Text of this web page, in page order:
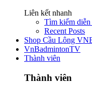
Liên kết nhanh
Tìm kiếm diễn
Recent Posts
Shop Cầu Lông
VnBadmintonTV
Thành viên
Thành viên